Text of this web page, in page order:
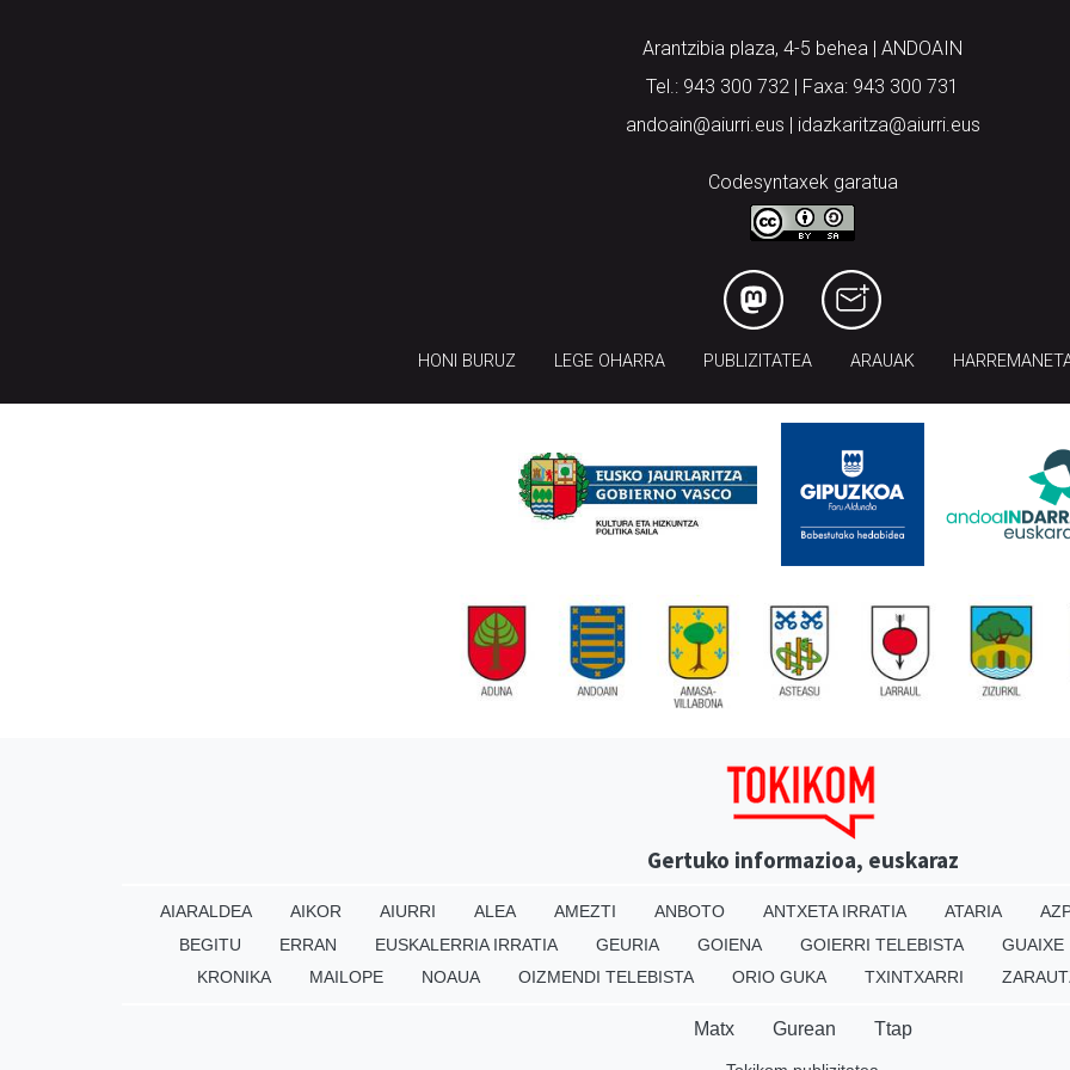
Arantzibia plaza, 4-5 behea | ANDOAIN
Tel.: 943 300 732 | Faxa: 943 300 731
andoain@aiurri.eus | idazkaritza@aiurri.eus
Codesyntaxek garatua
HONI BURUZ LEGE OHARRA PUBLIZITATEA ARAUAK
Gertuko informazioa, euskaraz
AIARALDEA AIKOR AIURRI ALEA AMEZTI ANBOTO ANTXETA IRRATIA ATARIA
BEGITU
ERRAN EUSKALERRIA IRRATIA GEURIA GOIENA GOIERRI TELEBISTA GUAIXE
KRONIKA
MAILOPE NOAUA OIZMENDI TELEBISTA ORIO GUKA TXINTXARRI
Matx Gurean Ttap